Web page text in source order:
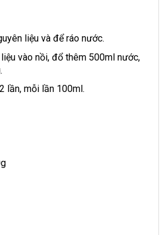
liệu và để ráo nước.
vào nồi, đổ thêm 500ml nước,
lần, mỗi lần 100ml.